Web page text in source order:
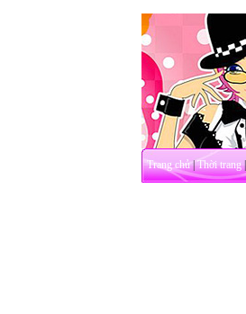
Trang chủ|Thời trang